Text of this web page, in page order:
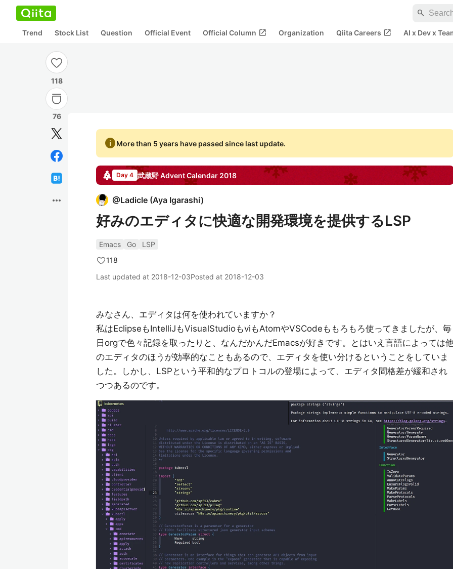
search
Trend Stock List Question Official Event Official Column open_in_new Organization Qiita Careers open_in_new AI x Dev x
118
76
more_horiz
infoMore than 5 years have passed since last update.
Day 4 武蔵野Advent Calendar 2018
@Ladicle (Aya Igarashi)
好みのエディタに快適な開発環境を提供するLSP
Emacs Go
LSP
118
Last updated at 2018-12-03Posted at 2018-12-03
みなさん、エディタは何を使われていますか？
私はEclipseもIntelliJもVisualStudioもviもAtomやVSCodeももろもろ使ってきましたが、毎
日orgで色々記録を取ったりと、なんだかんだEmacsが好きです。とはいえ言語によっては
のエディタのほうが効率的なこともあるので、エディタを使い分けるということをしていま
した。しかし、LSPという平和的なプロトコルの登場によって、エディタ間格差が緩和され
つつあるのです。